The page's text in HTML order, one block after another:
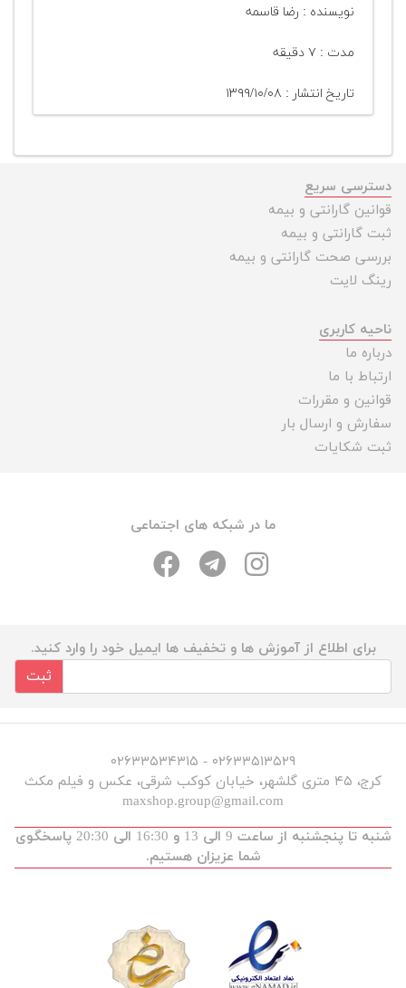
نویسنده : رضا قاسمه
مدت : ۷ دقیقه
تاریخ انتشار : ۱۳۹۹/۱۰/۰۸
دسترسی سریع
قوانین گارانتی و بیمه
ثبت گارانتی و بیمه
بررسی صحت گارانتی و بیمه
رینگ لایت
ناحیه کاربری
درباره ما
ارتباط با ما
قوانین و مقررات
سفارش و ارسال بار
ثبت شکایات
ما در شبکه های اجتماعی
برای اطلاع از آموزش ها و تخفیف ها ایمیل خود را وارد کنید.
ثبت
۰۲۶۳۳۵۱۳۵۲۹ - ۰۲۶۳۳۵۳۴۳۱۵
کرج، ۴۵ متری گلشهر، خیابان کوکب شرقی، عکس و فیلم مکث
maxshop.group@gmail.com
شنبه تا پنجشنبه از ساعت 9 الی 13 و 16:30 الی 20:30 پاسخگوی
شما عزیزان هستیم.